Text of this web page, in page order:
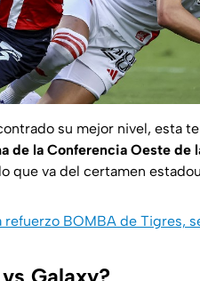
su mejor nivel, esta
de la Conferencia Oeste de
que va del certamen
refuerzo BOMBA de Tigres,
Galaxy?